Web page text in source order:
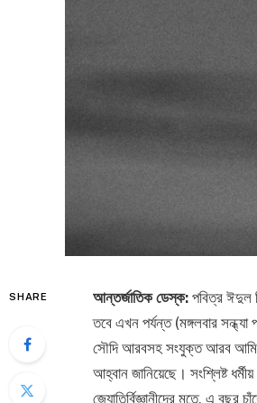
SHARE আন্তর্জাতিক ডেস্ক: পবিত্র ঈদুল
তবে এখন পর্যন্ত (মঙ্গলবার সন্ধ্যা
সৌদি আরবসহ সংযুক্ত আরব
আহ্বান জানিয়েছে। সংশ্লিষ্ট
জ্যোতির্বিজ্ঞানীদের মতে, এ বছর